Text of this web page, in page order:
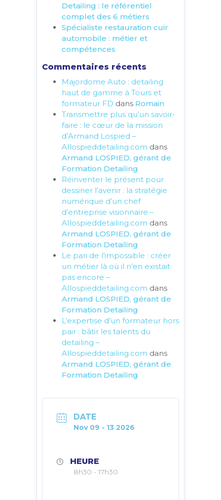
Detailing : le référentiel
complet des 6 métiers
Spécialiste restauration cuir
automobile : métier et
compétences
Commentaires récents
Majordome Auto : detailing
haut de gamme à Tours et
formateur FD dans Romain
Transmettre plus qu’un savoir-
faire : le cœur de la mission
d’Armand Lospied –
AIlospieddetailing.com dans
Armand LOSPIED, gérant de
Formation Detailing
Réinventer le présent pour
dessiner l’avenir : la stratégie
numérique d’un chef
d’entreprise visionnaire –
AIlospieddetailing.com dans
Armand LOSPIED, gérant de
Formation Detailing
Le pari de l’impossible : créer
un métier là où il n’en existait
pas encore –
AIlospieddetailing.com dans
Armand LOSPIED, gérant de
Formation Detailing
L’expertise d’un formateur hors
pair : bâtir les talents du
detailing –
AIlospieddetailing.com dans
Armand LOSPIED, gérant de
Formation Detailing
DATE
Nov 09 - 13 2026
HEURE
8h30 - 17h30